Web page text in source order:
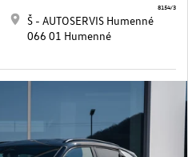
Š - AUTOSERVIS Humenné
066 01 Humenné
8154/3